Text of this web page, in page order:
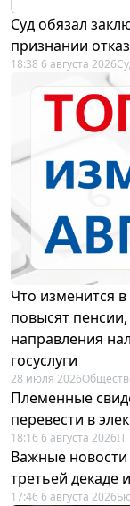
Суд обязал
признании
18:38 6 августа 2026
Что изменится в
повысят
направления
госуслуги
28 июля 2026
Племенные
перевести в
18:16 6 августа 2026IT
Важные новости
третьей декаде
17:46 6 августа 2026